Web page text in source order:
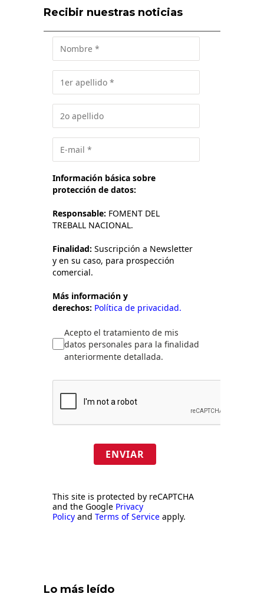
Recibir nuestras noticias
Información básica sobre
protección de datos:
Responsable: FOMENT DEL
TREBALL NACIONAL.
Finalidad: Suscripción a Newsletter
y en su caso, para prospección
comercial.
Más información y
derechos: Política de privacidad.
Acepto el tratamiento de mis
datos personales para la finalidad
anteriormente detallada.
ENVIAR
This site is protected by reCAPTCHA
and the Google Privacy
Policy and Terms of Service apply.
Lo más leído